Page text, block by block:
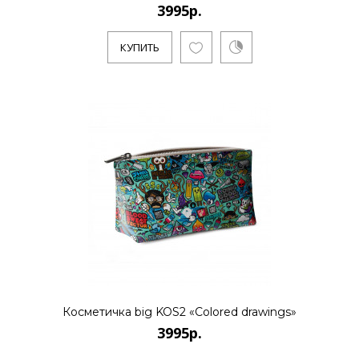
3995р.
КУПИТЬ
Косметичка big KOS2 «Colored drawings»
3995р.